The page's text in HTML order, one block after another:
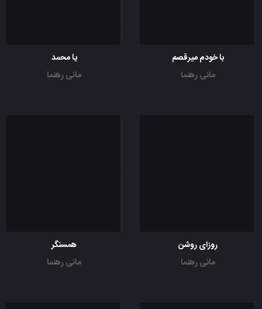
با خودم میرقصم
مانی رهنما
یا محمد
مانی رهنما
روزای روشن
مانی رهنما
همسنگر
مانی رهنما